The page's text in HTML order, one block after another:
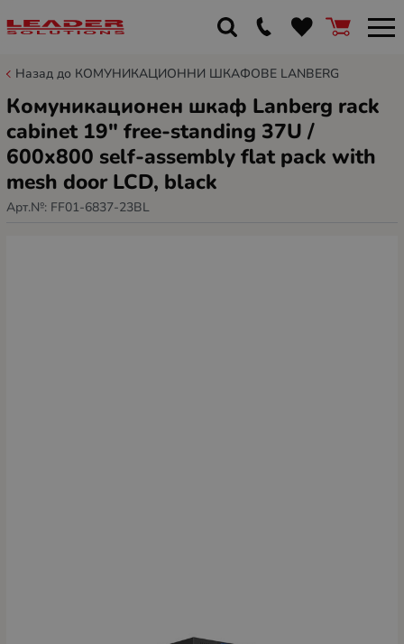
Назад до КОМУНИКАЦИОННИ ШКАФОВЕ LANBERG
Комуникационен шкаф Lanberg rack
cabinet 19" free-standing 37U /
600x800 self-assembly flat pack with
mesh door LCD, black
Арт.№: FF01-6837-23BL